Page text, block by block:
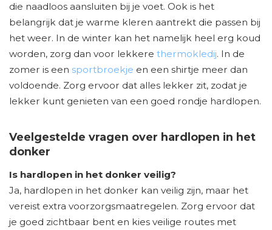
die naadloos aansluiten bij je voet. Ook is het
belangrijk dat je warme kleren aantrekt die passen bij
het weer. In de winter kan het namelijk heel erg koud
worden, zorg dan voor lekkere thermokledij. In de
zomer is een sportbroekje en een shirtje meer dan
voldoende. Zorg ervoor dat alles lekker zit, zodat je
lekker kunt genieten van een goed rondje hardlopen.
Veelgestelde vragen over hardlopen in het
donker
Is hardlopen in het donker veilig?
Ja, hardlopen in het donker kan veilig zijn, maar het
vereist extra voorzorgsmaatregelen. Zorg ervoor dat
je goed zichtbaar bent en kies veilige routes met